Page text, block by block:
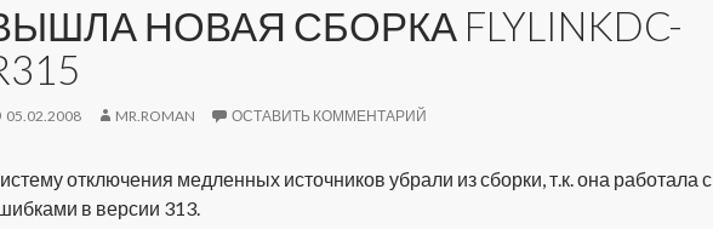
НОВАЯ СБОРКА FLYLINKDC-
05.02.2008 MR.ROMAN ОСТАВИТЬ КОММЕНТАРИЙ
отключения медленных источников убрали из сборки, т.к. она работала с
в версии 313.